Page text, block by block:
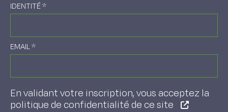
IDENTITÉ*
EMAIL*
En validant votre inscription, vous acceptez la
politique de confidentialité de ce site